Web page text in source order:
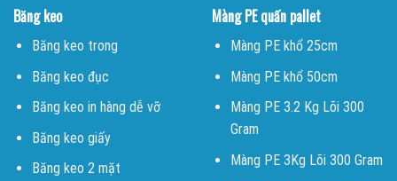
Băng keo
Băng keo trong
Băng keo đục
Băng keo in hàng dễ vỡ
Băng keo giấy
Băng keo 2 mặt
Màng PE quấn pallet
Màng PE khổ 25cm
Màng PE khổ 50cm
Màng PE 3.2 Kg Lõi 300
Gram
Màng PE 3Kg Lõi 300 Gram